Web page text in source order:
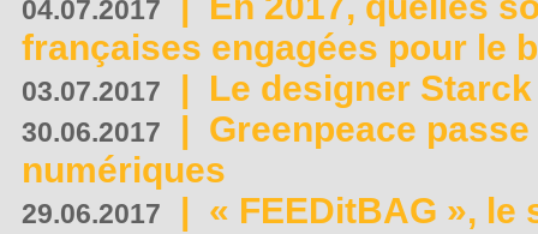
04.07.2017
françaises engagées pour le
03.07.2017 | Le designer
30.06.2017 | Greenpeace
numériques
29.06.2017 | « FEEDitBAG », le